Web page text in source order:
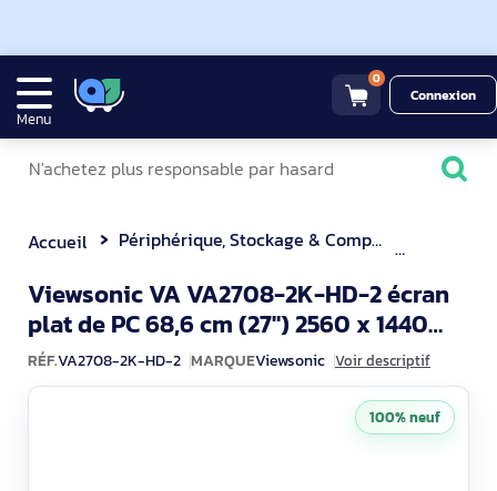
Menu
0
Connexion
Accueil Périphérique, Stockage & Composant
Viewsonic VA VA2708-2K-HD-2 écran
plat de PC 68,6 cm (27") 2560 x 1440
pixels Quad HD LED NoirVA2708-2K-HD-2
RÉF.VA2708-2K-HD-2 MARQUEViewsonic Voir descriptif
100% neuf